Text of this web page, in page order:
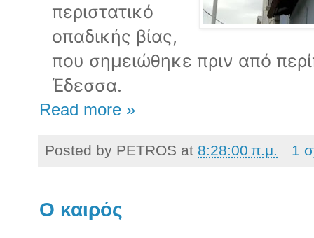
περιστατικό
οπαδικής βίας,
που σημειώθηκε πριν από
Έδεσσα.
Read more »
Posted by PETROS at 8:28:00 π.μ. 1
Ο καιρός